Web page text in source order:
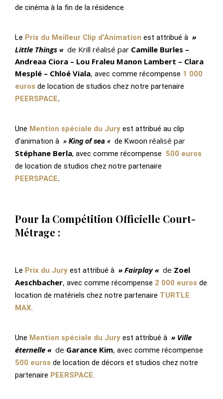
de cinéma à la fin de la résidence.
Le Prix du Meilleur Clip d’Animation est attribué à »
Little Things « de Krill réalisé par Camille Burles –
Andreaa Ciora – Lou Fraleu Manon Lambert – Clara
Mesplé – Chloé Viala, avec comme récompense 1 000
euros de location de studios chez notre partenaire
PEERSPACE.
Une Mention spéciale du Jury est attribué au clip
d’animation à » King of sea « de Kwoon réalisé par
Stéphane Berla, avec comme récompense 500 euros
de location de studios chez notre partenaire
PEERSPACE.
Pour la Compétition Officielle Court-
Métrage :
Le Prix du Jury est attribué à » Fairplay « de Zoel
Aeschbacher, avec comme récompense 2 000 euros de
location de matériels chez notre partenaire TURTLE
MAX.
Une Mention spéciale du Jury est attribué à » Ville
éternelle « de Garance Kim, avec comme récompense
500 euros de location de décors et studios chez notre
partenaire PEERSPACE.